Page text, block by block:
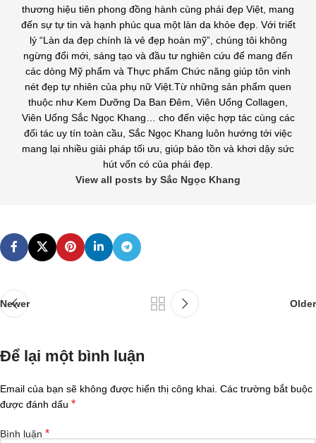
thương hiệu tiên phong đồng hành cùng phái đẹp Việt, mang
đến sự tự tin và hạnh phúc qua một làn da khỏe đẹp. Với triết
lý “Làn da đẹp chính là vẻ đẹp hoàn mỹ”, chúng tôi không
ngừng đổi mới, sáng tạo và đầu tư nghiên cứu để mang đến
các dòng Mỹ phẩm và Thực phẩm Chức năng giúp tôn vinh
nét đẹp tự nhiên của phụ nữ Việt.Từ những sản phẩm quen
thuộc như Kem Dưỡng Da Ban Đêm, Viên Uống Collagen,
Viên Uống Sắc Ngọc Khang… cho đến việc hợp tác cùng các
đối tác uy tín toàn cầu, Sắc Ngọc Khang luôn hướng tới việc
mang lại nhiều giải pháp tối ưu, giúp bảo tồn và khơi dậy sức
hút vốn có của phái đẹp.
View all posts by Sắc Ngọc Khang
Newer Older
Để lại một bình luận
Email của bạn sẽ không được hiển thị công khai. Các trường bắt buộc
được đánh dấu *
Bình luận *